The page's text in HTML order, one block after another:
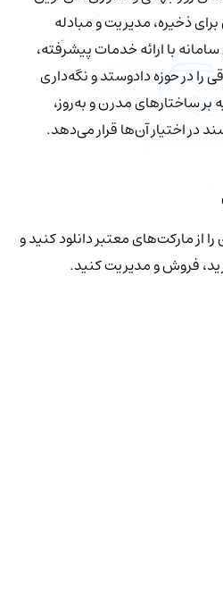
ذخیره، مدیریت و مبادله
با ارائه خدمات پیشرفته،
در حوزه دادوستد و نگه‌داری
بر ساختارهای مدرن و به‌روز،
در اختیار آن‌ها قرار می‌دهد.
مارکت‌های معتبر دانلود کنید و
فروش و مدیریت کنید.